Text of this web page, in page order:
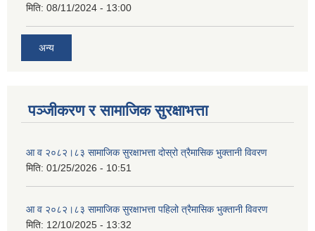
मिति: 08/11/2024 - 13:00
अन्य
पञ्जीकरण र सामाजिक सुरक्षाभत्ता
आ व २०८२।८३ सामाजिक सुरक्षाभत्ता दोस्रो त्रैमासिक भुक्तानी विवरण
मिति: 01/25/2026 - 10:51
आ व २०८२।८३ सामाजिक सुरक्षाभत्ता पहिलो त्रैमासिक भुक्तानी विवरण
मिति: 12/10/2025 - 13:32